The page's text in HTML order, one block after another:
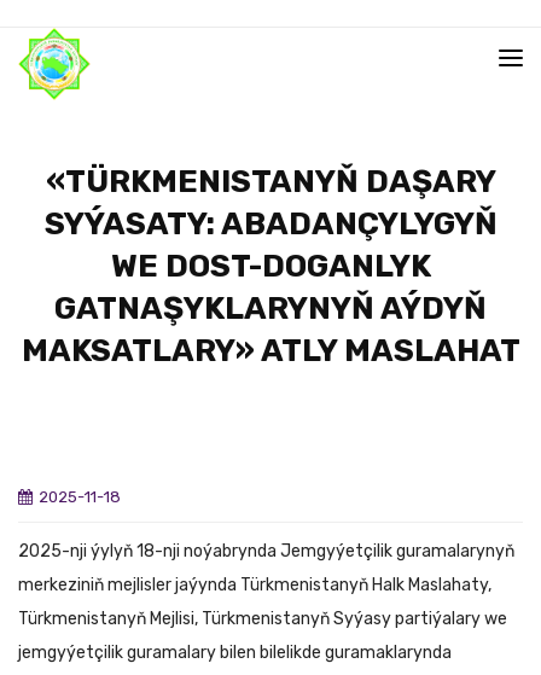
«TÜRKMENISTANYŇ DAŞARY
SYÝASATY: ABADANÇYLYGYŇ
WE DOST-DOGANLYK
GATNAŞYKLARYNYŇ AÝDYŇ
MAKSATLARY» ATLY MASLAHAT
2025-11-18
2025-nji ýylyň 18-nji noýabrynda Jemgyýetçilik guramalarynyň
merkeziniň mejlisler jaýynda Türkmenistanyň Halk Maslahaty,
Türkmenistanyň Mejlisi, Türkmenistanyň Syýasy partiýalary we
jemgyýetçilik guramalary bilen bilelikde guramaklarynda